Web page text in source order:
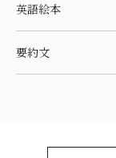
英語絵本
要約文